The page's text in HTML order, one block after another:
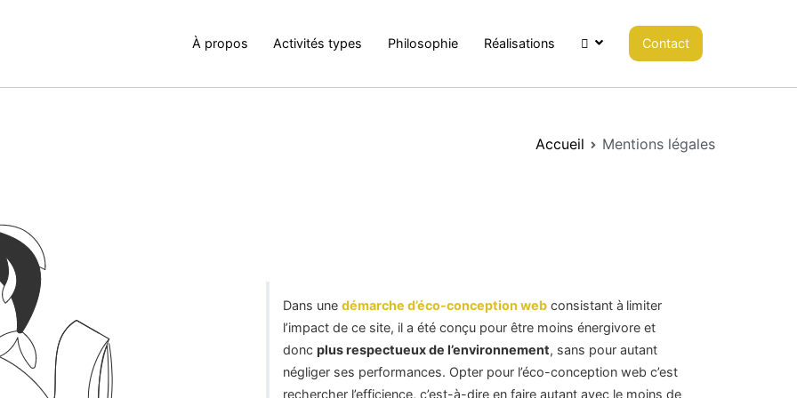
À propos Activités types Philosophie Réalisations  Contact
Accueil Mentions légales
Dans une démarche d’éco-conception webconsistant à limiter
l’impact de ce site, il a été conçu pour être moins énergivore et
donc plus respectueux de l’environnement, sans pour autant
négliger ses performances. Opter pour l’éco-conception web c’est
rechercher l’efficience, c’est-à-dire en faire autant avec le moins de